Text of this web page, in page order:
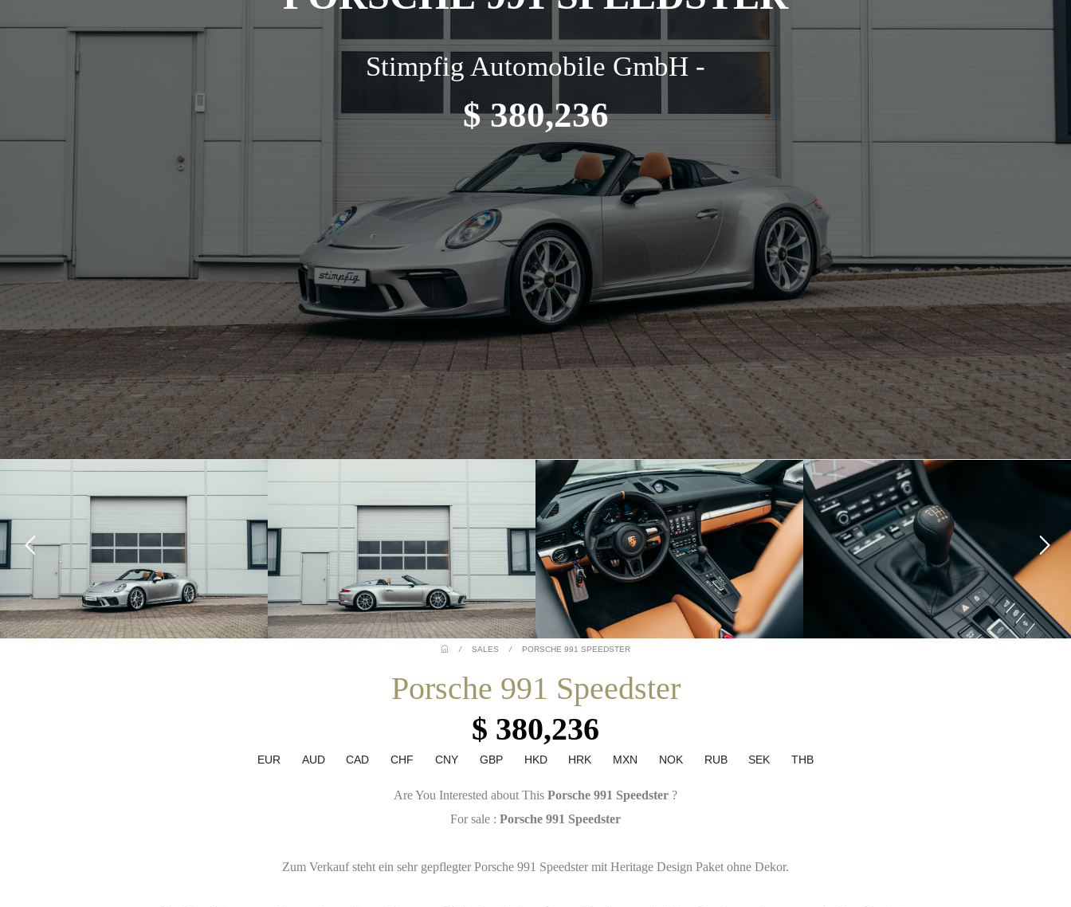
Stimpfig Automobile GmbH -
$ 380,236
/ SALES / PORSCHE 991 SPEEDSTER
Porsche 991 Speedster
$ 380,236
EUR AUD CAD CHF CNY GBP HKD HRK MXN NOK RUB SEK THB
Are You Interested about This Porsche 991 Speedster ?
For sale : Porsche 991 Speedster
Zum Verkauf steht ein sehr gepflegter Porsche 991 Speedster mit Heritage Design Paket ohne Dekor.